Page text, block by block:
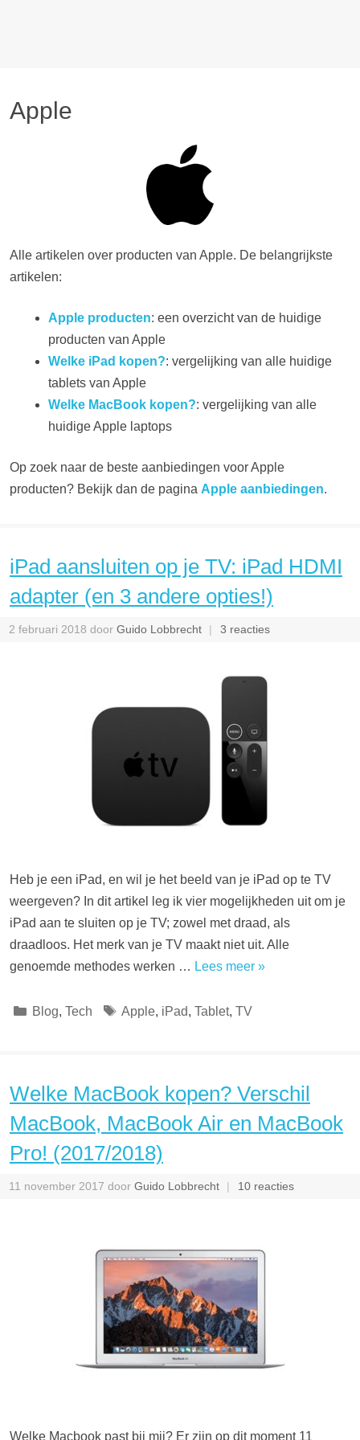
Apple
Alle artikelen over producten van Apple. De belangrijkste
artikelen:
Apple producten: een overzicht van de huidige
producten van Apple
Welke iPad kopen?: vergelijking van alle huidige
tablets van Apple
Welke MacBook kopen?: vergelijking van alle
huidige Apple laptops
Op zoek naar de beste aanbiedingen voor Apple
producten? Bekijk dan de pagina Apple aanbiedingen.
iPad aansluiten op je TV: iPad HDMI
adapter (en 3 andere opties!)
2 februari 2018 door Guido Lobbrecht 3 reacties
Heb je een iPad, en wil je het beeld van je iPad op te TV
weergeven? In dit artikel leg ik vier mogelijkheden uit om je
iPad aan te sluiten op je TV; zowel met draad, als
draadloos. Het merk van je TV maakt niet uit. Alle
genoemde methodes werken … Lees meer »
Categorieën
Blog, Tech Tags
Apple, iPad,Tablet,TV
Welke MacBook kopen? Verschil
MacBook, MacBook Air en MacBook
Pro! (2017/2018)
11 november 2017 door Guido Lobbrecht 10 reacties
Welke Macbook past bij mij? Er zijn op dit moment 11